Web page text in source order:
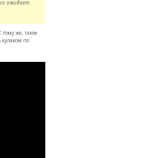
ожидает
же, такое
кулаком по